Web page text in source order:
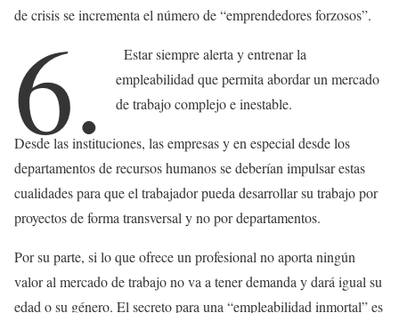
de crisis se incrementa el número de “emprendedores forzosos”.
6.
Estar siempre alerta y entrenar la
empleabilidad que permita abordar un mercado
de trabajo complejo e inestable.
Desde las instituciones, las empresas y en especial desde los
departamentos de recursos humanos se deberían impulsar estas
cualidades para que el trabajador pueda desarrollar su trabajo por
proyectos de forma transversal y no por departamentos.
Por su parte, si lo que ofrece un profesional no aporta ningún
valor al mercado de trabajo no va a tener demanda y dará igual su
edad o su género. El secreto para una “empleabilidad inmortal” es